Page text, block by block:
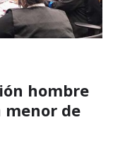
hombre
de